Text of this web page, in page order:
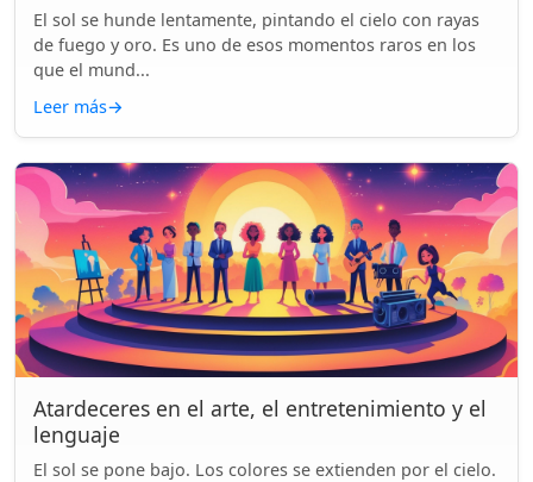
El sol se hunde lentamente, pintando el cielo con rayas
de fuego y oro. Es uno de esos momentos raros en los
que el mund...
Leer más→
Atardeceres en el arte, el entretenimiento y el
lenguaje
El sol se pone bajo. Los colores se extienden por el cielo.